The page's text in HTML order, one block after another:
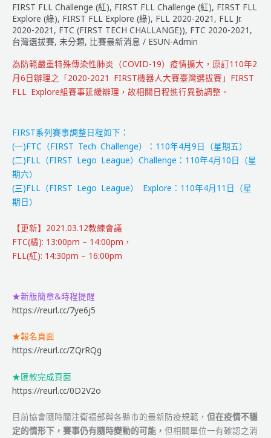
選
拔
賽
伍
名
單】
教
練
會
議
記
錄】
公
告
FIRST FLL Challenge (紅), FIRST FLL Challenge (紅), FIRST FLL
Explore (綠), FIRST FLL Explore (綠), FLL 2020-2021 , FLL Jr.
2020-2021 , FTC (FIRST TECH CHALLANGE)), FTC 2020-2021 ,
台灣選拔賽, 未分類, 比賽最新消息 / ESUN-Admin
為防範嚴重特殊傳染性肺炎（COVID-19）疫情擴大，原訂110年2
月6日辦理之「2020-2021 FIRST機器人大賽臺灣選拔賽」FIRST
FLL Explore組賽事延緩辦理，故相關日程進行異動調整。
FIRST系列賽事調整日程如下：
(一)FTC（FIRST Tech Challenge）：110年4月9日（星期五）
(二)FLL（FIRST Lego League）Challenge：110年4月10日（星
期六）
(三)FLL（FIRST Lego League） Explore：110年4月11日（星
期日）
【更新】2021.03.12教練會議
FTC(橘): 13:00pm – 14:00pm，
FLL(紅): 14:30pm – 16:00pm
★新版簡章&時程提醒
https://reurl.cc/7ye6j5
★報名頁面
https://reurl.cc/ZQrRQg
★匯款完成頁面
https://reurl.cc/0D2V2o
目前協會隨時關注衛福部與各縣市的最新防疫規範， 但在疫情不穩
定的情形下，賽事仍有隨時變動的可能， 但相關單位一有確認之消